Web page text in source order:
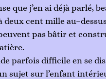
que j’en ai déjà parlé,
cent mille
pas bâtir et
parfois difficile en se
sujet sur l’enfant